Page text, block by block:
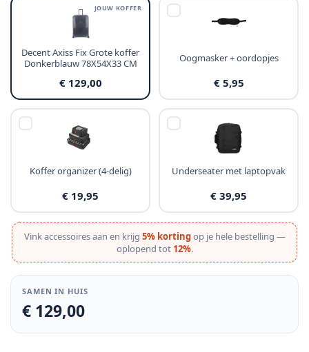
JOUW KOFFER
Decent Axiss Fix Grote koffer
Donkerblauw 78X54X33 CM
€ 129,00
Oogmasker + oordopjes
€ 5,95
Koffer organizer (4-delig)
€ 19,95
Underseater met laptopvak
€ 39,95
Vink accessoires aan en krijg 5% kortingop je hele bestelling —
oplopend tot 12%.
SAMEN IN HUIS
€ 129,00